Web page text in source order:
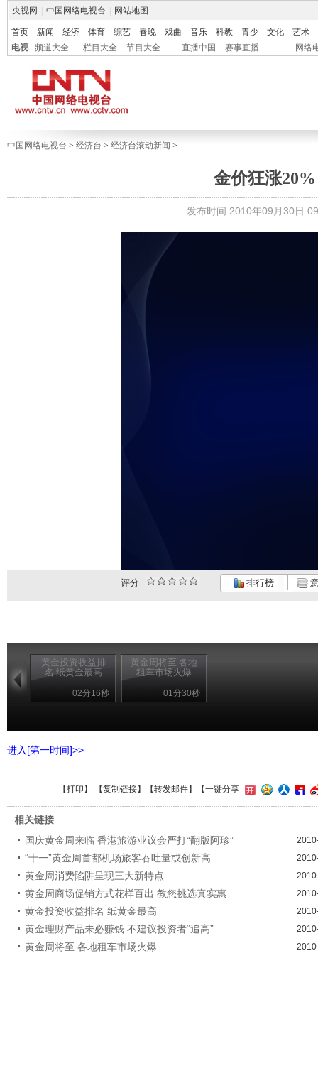
央视网 中国网络电视台 网站地图
首页 新闻 经济 体育 综艺 春晚 戏曲 音乐 科教 青少 文化
艺术
电视
频道大全 栏目大全 节目大全 直播中国 赛事直播 网络
中国网络电视台 > 经济台 > 经济台滚动新闻 >
金价狂涨
发布时间:2010年09月30日
评分 排行榜
黄金投资收益排
名 纸黄金最高
02分16秒
黄金周将至 各地
租车市场火爆
01分30秒
进入[第一时间]>>
【打印 】 【复制链接】【转发邮件】 【一键分享
相关链接
国庆黄金周来临 香港旅游业议会严打“翻版阿珍”
“十一”黄金周首都机场旅客吞吐量或创新高
黄金周消费陷阱呈现三大新特点
黄金周商场促销方式花样百出 教您挑选真实惠
黄金投资收益排名 纸黄金最高
黄金理财产品未必赚钱 不建议投资者“追高”
黄金周将至 各地租车市场火爆